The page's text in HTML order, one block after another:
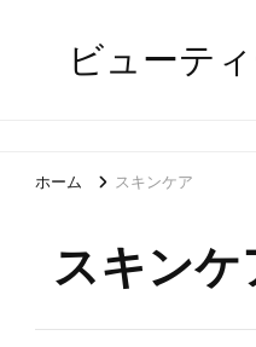
ビューテ
ホーム スキンケア
スキンケ